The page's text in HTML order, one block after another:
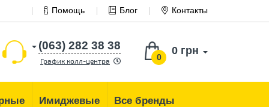
Помощь Блог Контакты
0
0 грн
(063) 282 38 38
График колл-центра
Имиджевые Все бренды